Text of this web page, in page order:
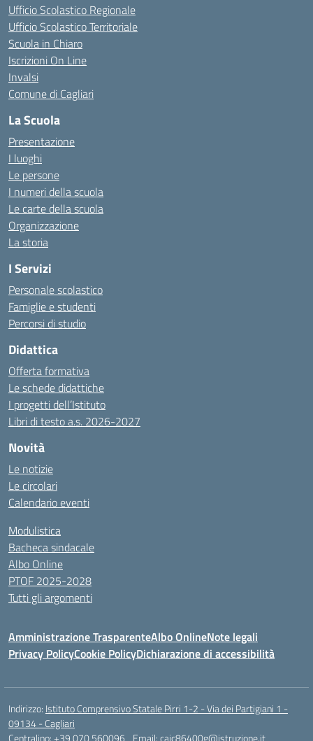
Ufficio Scolastico Regionale
Ufficio Scolastico Territoriale
Scuola in Chiaro
Iscrizioni On Line
Invalsi
Comune di Cagliari
La Scuola
Presentazione
I luoghi
Le persone
I numeri della scuola
Le carte della scuola
Organizzazione
La storia
I Servizi
Personale scolastico
Famiglie e studenti
Percorsi di studio
Didattica
Offerta formativa
Le schede didattiche
I progetti dell’Istituto
Libri di testo a.s. 2026-2027
Novità
Le notizie
Le circolari
Calendario eventi
Modulistica
Bacheca sindacale
Albo Online
PTOF 2025-2028
Tutti gli argomenti
Amministrazione TrasparenteAlbo OnlineNote legali
Privacy PolicyCookie PolicyDichiarazione di accessibilità
Indirizzo: Istituto Comprensivo Statale Pirri 1-2 - Via dei Partigiani 1 -
09134 - Cagliari
Centralino:+39 070 560096 Email:caic86400g@istruzione.it